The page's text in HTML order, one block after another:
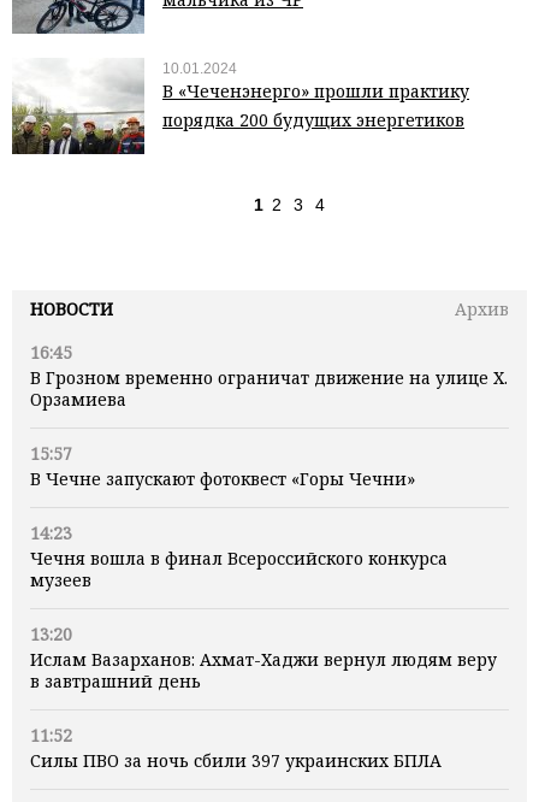
НОВОСТИ
Архив
16:45
В Грозном временно ограничат движение на улице Х.
Орзамиева
15:57
В Чечне запускают фотоквест «Горы Чечни»
14:23
Чечня вошла в финал Всероссийского конкурса
музеев
13:20
Ислам Вазарханов: Ахмат-Хаджи вернул людям веру
в завтрашний день
11:52
Силы ПВО за ночь сбили 397 украинских БПЛА
10.01.2024
В «Чеченэнерго» прошли практику
порядка 200 будущих энергетиков
1 2 3 4